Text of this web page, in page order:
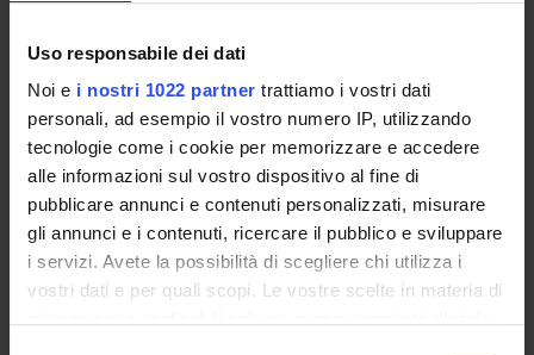
Uso responsabile dei dati
Noi e i nostri 1022 partner trattiamo i vostri dati
personali, ad esempio il vostro numero IP, utilizzando
tecnologie come i cookie per memorizzare e accedere
alle informazioni sul vostro dispositivo al fine di
pubblicare annunci e contenuti personalizzati, misurare
gli annunci e i contenuti, ricercare il pubblico e sviluppare
i servizi. Avete la possibilità di scegliere chi utilizza i
vostri dati e per quali scopi. Le vostre scelte in materia di
Biochemistry & Molecular Biology (DBT) (DBT)
Proteomica strutturale, funzionale e di espressione
Biochemistry & Molecular Biology (DM) (DM)
Biochimica e Biologia Molecolare
Biochemistry & Molecular Biology (DM) (DM)
Proteomica strutturale, funzionale e di espressione
Biochemistry & Molecular Biology (DNBM) (DNBM)
Biochimica e Biologia Molecolare